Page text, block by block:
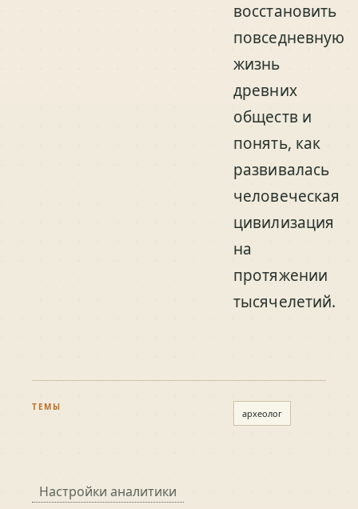
восстановить
повседневную
жизнь
древних
обществ и
понять, как
развивалась
человеческая
цивилизация
на
протяжении
тысячелетий.
ТЕМЫ
археолог
Настройки аналитики